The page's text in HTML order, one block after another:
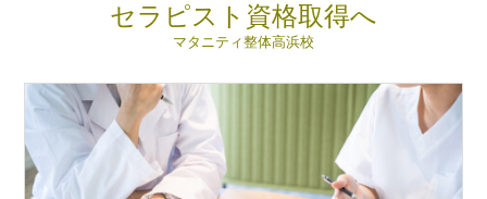
セラピスト資格取得へ
マタニティ整体高浜校